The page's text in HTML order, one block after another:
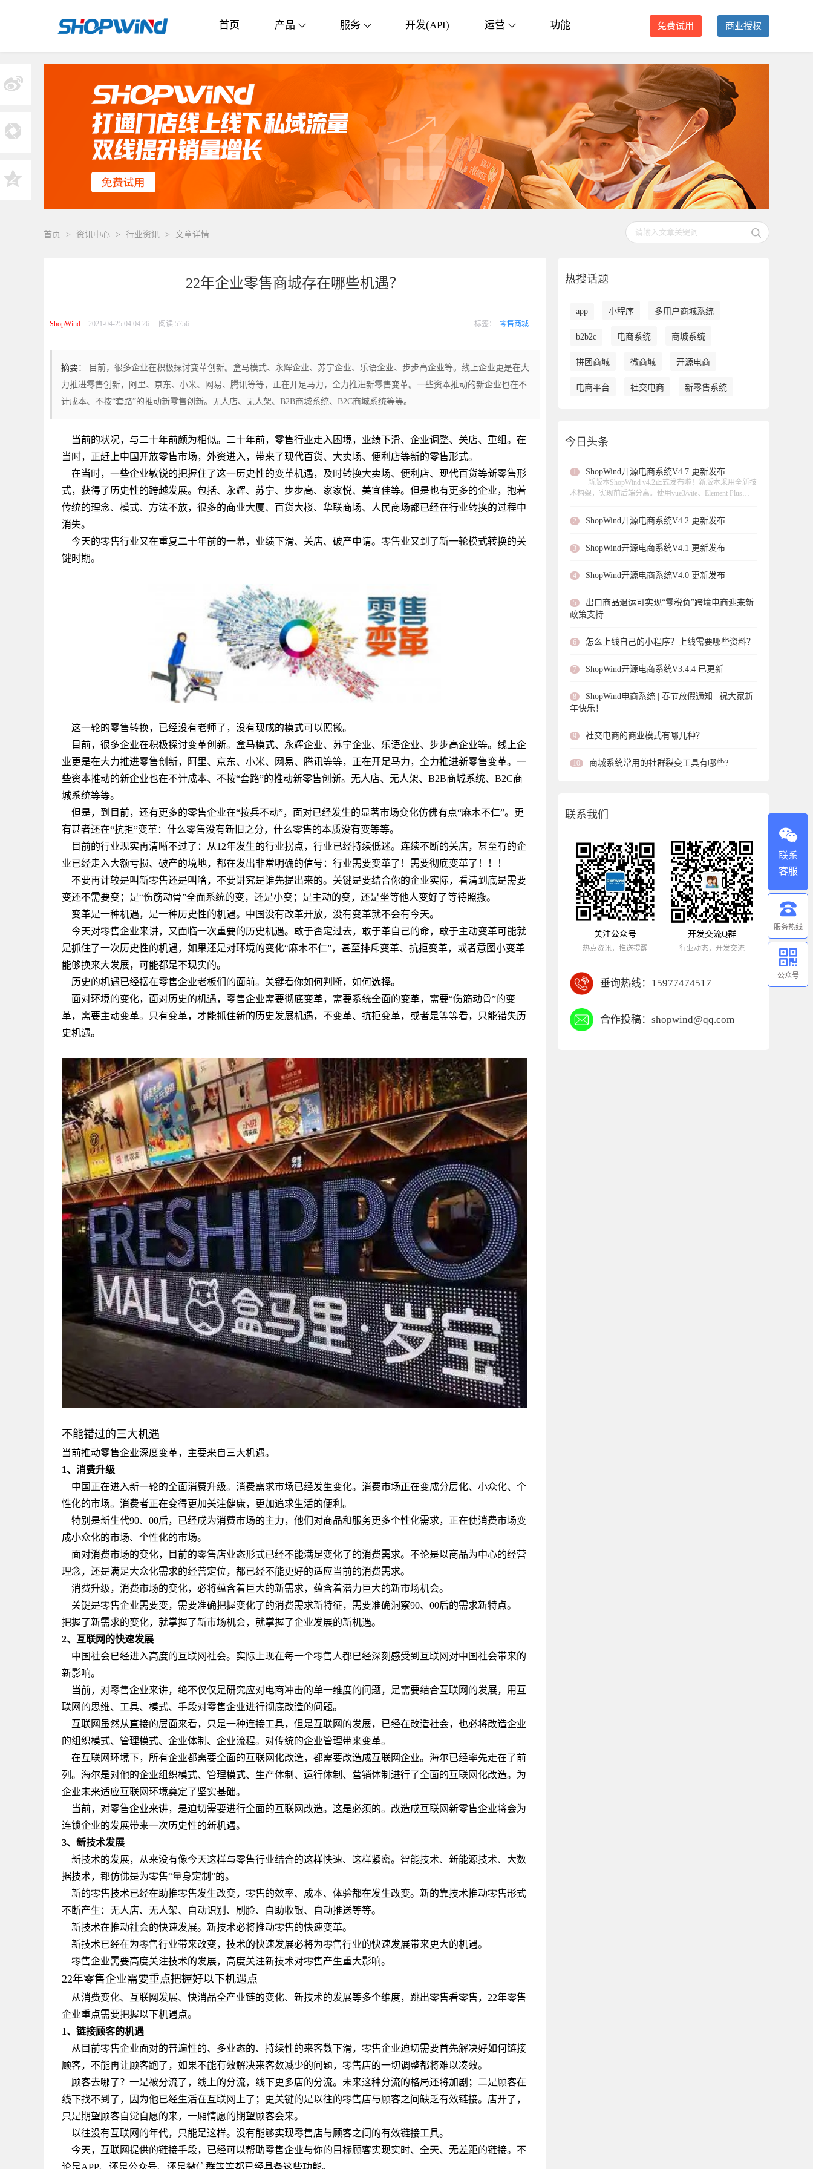
首页 产品 服务 开发(API) 运营 功能 免费试用 商业授权
首页 > 资讯中心 > 行业资讯 > 文章详情
22年企业零售商城存在哪些机遇？
ShopWind 2021-04-25 04:04:26 阅读 5756 标签： 零售商城
摘要：
目前，很多企业在积极探讨变革创新。盒马模式、永辉企业、苏宁企业、乐语企业、步步高企业等。线上企业更是在大
力推进零售创新，阿里、京东、小米、网易、腾讯等等，正在开足马力，全力推进新零售变革。一些资本推动的新企业也在不
计成本、不按“套路”的推动新零售创新。无人店、无人架、B2B商城系统、B2C商城系统等等。
当前的状况，与二十年前颇为相似。二十年前，零售行业走入困境，业绩下滑、企业调整、关店、重组。在
当时，正赶上中国开放零售市场，外资进入，带来了现代百货、大卖场、便利店等新的零售形式。
在当时，一些企业敏锐的把握住了这一历史性的变革机遇，及时转换大卖场、便利店、现代百货等新零售形
式，获得了历史性的跨越发展。包括、永辉、苏宁、步步高、家家悦、美宜佳等。但是也有更多的企业，抱着
传统的理念、模式、方法不放，很多的商业大厦、百货大楼、华联商场、人民商场都已经在行业转换的过程中
消失。
今天的零售行业又在重复二十年前的一幕，业绩下滑、关店、破产申请。零售业又到了新一轮模式转换的关
键时期。
这一轮的零售转换，已经没有老师了，没有现成的模式可以照搬。
目前，很多企业在积极探讨变革创新。盒马模式、永辉企业、苏宁企业、乐语企业、步步高企业等。线上企
业更是在大力推进零售创新，阿里、京东、小米、网易、腾讯等等，正在开足马力，全力推进新零售变革。一
些资本推动的新企业也在不计成本、不按“套路”的推动新零售创新。无人店、无人架、B2B商城系统、B2C商
城系统等等。
但是，到目前，还有更多的零售企业在“按兵不动”，面对已经发生的显著市场变化仿佛有点“麻木不仁”。更
有甚者还在“抗拒”变革：什么零售没有新旧之分，什么零售的本质没有变等等。
目前的行业现实再清晰不过了：从12年发生的行业拐点，行业已经持续低迷。连续不断的关店，甚至有的企
业已经走入大额亏损、破产的境地，都在发出非常明确的信号：行业需要变革了！需要彻底变革了！！！
不要再计较是叫新零售还是叫啥，不要讲究是谁先提出来的。关键是要结合你的企业实际，看清到底是需要
变还不需要变；是“伤筋动骨”全面系统的变，还是小变；是主动的变，还是坐等他人变好了等待照搬。
变革是一种机遇，是一种历史性的机遇。中国没有改革开放，没有变革就不会有今天。
今天对零售企业来讲，又面临一次重要的历史机遇。敢于否定过去，敢于革自己的命，敢于主动变革可能就
是抓住了一次历史性的机遇，如果还是对环境的变化“麻木不仁”，甚至排斥变革、抗拒变革，或者意图小变革
能够换来大发展，可能都是不现实的。
历史的机遇已经摆在零售企业老板们的面前。关键看你如何判断，如何选择。
面对环境的变化，面对历史的机遇，零售企业需要彻底变革，需要系统全面的变革，需要“伤筋动骨”的变
革，需要主动变革。只有变革，才能抓住新的历史发展机遇，不变革、抗拒变革，或者是等等看，只能错失历
史机遇。
不能错过的三大机遇
当前推动零售企业深度变革，主要来自三大机遇。
1、消费升级
中国正在进入新一轮的全面消费升级。消费需求市场已经发生变化。消费市场正在变成分层化、小众化、个
性化的市场。消费者正在变得更加关注健康，更加追求生活的便利。
特别是新生代90、00后，已经成为消费市场的主力，他们对商品和服务更多个性化需求，正在使消费市场变
成小众化的市场、个性化的市场。
面对消费市场的变化，目前的零售店业态形式已经不能满足变化了的消费需求。不论是以商品为中心的经营
理念，还是满足大众化需求的经营定位，都已经不能更好的适应当前的消费需求。
消费升级，消费市场的变化，必将蕴含着巨大的新需求，蕴含着潜力巨大的新市场机会。
关键是零售企业需要变，需要准确把握变化了的消费需求新特征，需要准确洞察90、00后的需求新特点。
把握了新需求的变化，就掌握了新市场机会，就掌握了企业发展的新机遇。
2、互联网的快速发展
中国社会已经进入高度的互联网社会。实际上现在每一个零售人都已经深刻感受到互联网对中国社会带来的
新影响。
当前，对零售企业来讲，绝不仅仅是研究应对电商冲击的单一维度的问题，是需要结合互联网的发展，用互
联网的思维、工具、模式、手段对零售企业进行彻底改造的问题。
互联网虽然从直接的层面来看，只是一种连接工具，但是互联网的发展，已经在改造社会，也必将改造企业
的组织模式、管理模式、企业体制、企业流程。对传统的企业管理带来变革。
在互联网环境下，所有企业都需要全面的互联网化改造，都需要改造成互联网企业。海尔已经率先走在了前
列。海尔是对他的企业组织模式、管理模式、生产体制、运行体制、营销体制进行了全面的互联网化改造。为
企业未来适应互联网环境奠定了坚实基础。
当前，对零售企业来讲，是迫切需要进行全面的互联网改造。这是必须的。改造成互联网新零售企业将会为
连锁企业的发展带来一次历史性的新机遇。
3、新技术发展
新技术的发展，从来没有像今天这样与零售行业结合的这样快速、这样紧密。智能技术、新能源技术、大数
据技术，都仿佛是为零售“量身定制”的。
新的零售技术已经在助推零售发生改变，零售的效率、成本、体验都在发生改变。新的靠技术推动零售形式
不断产生：无人店、无人架、自动识别、刷脸、自助收银、自动推送等等。
新技术在推动社会的快速发展。新技术必将推动零售的快速变革。
新技术已经在为零售行业带来改变，技术的快速发展必将为零售行业的快速发展带来更大的机遇。
零售企业需要高度关注技术的发展，高度关注新技术对零售产生重大影响。
22年零售企业需要重点把握好以下机遇点
从消费变化、互联网发展、快消品全产业链的变化、新技术的发展等多个维度，跳出零售看零售，22年零售
企业重点需要把握以下机遇点。
1、链接顾客的机遇
从目前零售企业面对的普遍性的、多业态的、持续性的来客数下滑，零售企业迫切需要首先解决好如何链接
顾客，不能再让顾客跑了，如果不能有效解决来客数减少的问题，零售店的一切调整都将难以凑效。
顾客去哪了？一是被分流了，线上的分流，线下更多店的分流。未来这种分流的格局还将加剧；二是顾客在
线下找不到了，因为他已经生活在互联网上了；更关键的是以往的零售店与顾客之间缺乏有效链接。店开了，
只是期望顾客自觉自愿的来，一厢情愿的期望顾客会来。
以往没有互联网的年代，只能是这样。没有能够实现零售店与顾客之间的有效链接工具。
今天，互联网提供的链接手段，已经可以帮助零售企业与你的目标顾客实现实时、全天、无差距的链接。不
论是APP、还是公众号、还是微信群等等都已经具备这些功能。
热搜话题
app 小程序 多用户商城系统
b2b2c 电商系统 商城系统
拼团商城 微商城 开源电商
电商平台 社交电商 新零售系统
今日头条
1 ShopWind开源电商系统V4.7 更新发布
新版本ShopWind v4.2正式发布啦！新版本采用全新技
术构架，实现前后端分离。使用vue3/vite、Element Plus
品的支持、支持扫码核销等功能，，修复了不少功能模块
2 ShopWind开源电商系统V4.2 更新发布
3 ShopWind开源电商系统V4.1 更新发布
4 ShopWind开源电商系统V4.0 更新发布
5
出口商品退运可实现“零税负”跨境电商迎来新
政策支持
6 怎么上线自己的小程序？上线需要哪些资料？
7 ShopWind开源电商系统V3.4.4 已更新
8
ShopWind电商系统 | 春节放假通知 | 祝大家新
年快乐！
9 社交电商的商业模式有哪几种？
10 商城系统常用的社群裂变工具有哪些?
联系我们
关注公众号
热点资讯，推送提醒
开发交流Q群
行业动态，开发交流
垂询热线： 15977474517
合作投稿： shopwind@qq.com
联系
客服
服务热线
公众号